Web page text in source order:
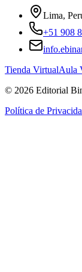
Lima,
+51 908
Tienda VirtualAula
© 2026 Editorial
Política de